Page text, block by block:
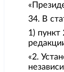
34. В
1)
«2.